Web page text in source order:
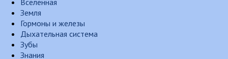
Вселенная
Земля
Гормоны и железы
Дыхательная система
Зубы
Знания